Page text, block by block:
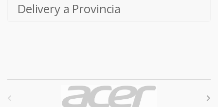
Delivery a Provincia